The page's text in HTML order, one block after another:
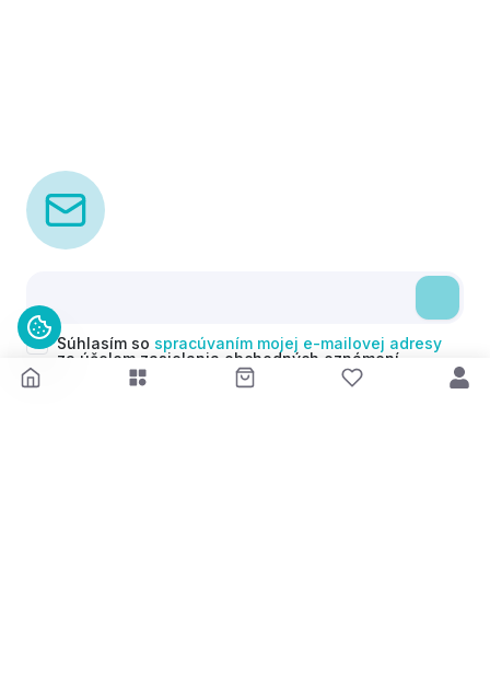
Súhlasím so spracúvaním mojej e-mailovej adresy
za účelom zasielania obchodných oznámení
(newsletterov) v súlade s čl. 6 ods. 1 písm. a)
Nariadenia GDPR. Svoj súhlas môžem kedykoľvek